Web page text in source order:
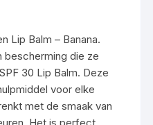
Lip Balm – Banana.
bescherming die ze
30 Lip Balm. Deze
voor elke
met de smaak van